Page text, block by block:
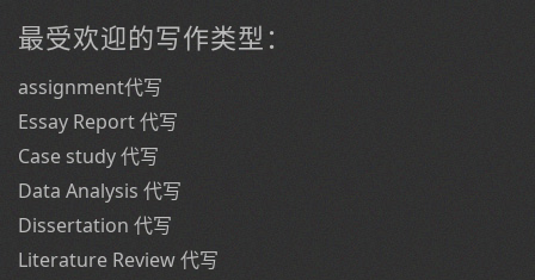
最受欢迎的写作类型：
assignment代写
Essay Report 代写
Case study 代写
Data Analysis 代写
Dissertation 代写
Literature Review 代写